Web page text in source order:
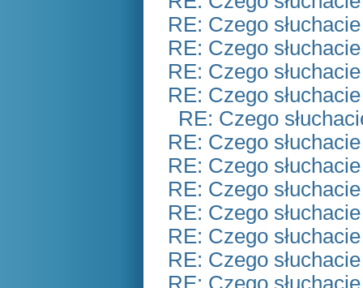
RE: Czego
RE: Czego
RE: Czego
RE: Czego
RE: Czego
RE: Czego
RE: Czego
RE: Czego
RE: Czego
RE: Czego
RE: Czego
RE: Czego